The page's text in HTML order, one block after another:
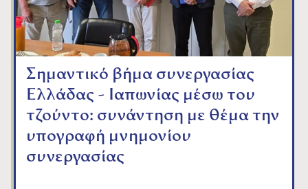
Σημαντικό βήμα συνεργασίας
Ελλάδας - Ιαπωνίας μέσω του
τζούντο: συνάντηση με θέμα την
υπογραφή μνημονίου
συνεργασίας